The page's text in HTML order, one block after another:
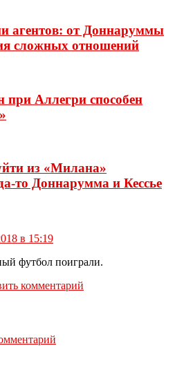
агентов: от Доннаруммы
сложных отношений
Аллегри способен
из «Милана»
то Доннарумма и Кессье
в 15:19
футбол поиграли.
комментарий